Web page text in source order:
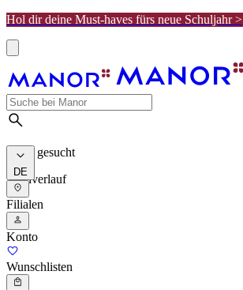
Hol dir deine Must-haves fürs neue Schuljahr >
Meist gesucht
Suchverlauf
DE
Filialen
Konto
Wunschlisten